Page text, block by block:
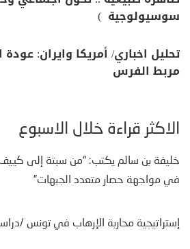
سوسيولوجية )
تحليل اخباري/ أمريكا وايران:
مربط الفرس
الأكثر قراءة خلال الأسبوع
خليفة بن سالم يكتب: “من سبتة إلى كييف
في مواجهة حصار متعدد الجبهات”
إستراتيجية محاربة الإرهاب في تونس /